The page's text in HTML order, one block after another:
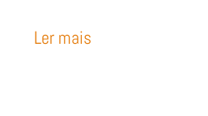
Ler mais